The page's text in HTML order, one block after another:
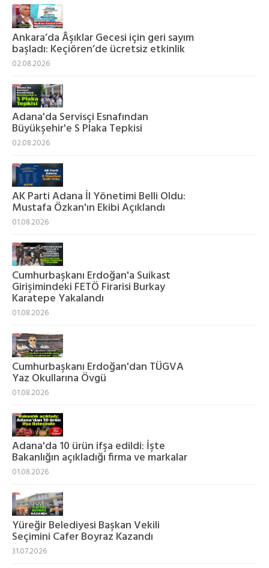
Ankara’da Âşıklar Gecesi için geri sayım
başladı: Keçiören’de ücretsiz etkinlik
02.08.2026
Adana'da Servisçi Esnafından
Büyükşehir'e S Plaka Tepkisi
02.08.2026
AK Parti Adana İl Yönetimi Belli Oldu:
Mustafa Özkan'ın Ekibi Açıklandı
01.08.2026
Cumhurbaşkanı Erdoğan'a Suikast
Girişimindeki FETÖ Firarisi Burkay
Karatepe Yakalandı
01.08.2026
Cumhurbaşkanı Erdoğan'dan TÜGVA
Yaz Okullarına Övgü
01.08.2026
Adana'da 10 ürün ifşa edildi: İşte
Bakanlığın açıkladığı firma ve markalar
01.08.2026
Yüreğir Belediyesi Başkan Vekili
Seçimini Cafer Boyraz Kazandı
31.07.2026